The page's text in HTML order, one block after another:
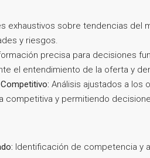
exhaustivos sobre tendencias del
y riesgos.
precisa para decisiones
el entendimiento de la oferta y
Análisis ajustados a los
competitiva y permitiendo
Identificación de competencia y